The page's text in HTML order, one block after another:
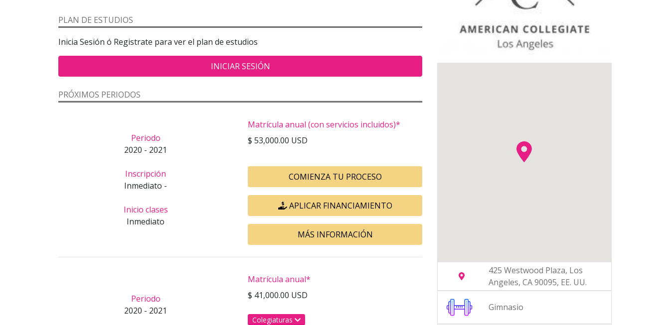
PLAN DE ESTUDIOS
Inicia Sesión ó Registrate para ver el plan de estudios
INICIAR SESIÓN
PRÓXIMOS PERIODOS
Periodo
2020 - 2021
Inscripción
Inmediato -
Inicio clases
Inmediato
Matrícula anual (con servicios incluidos)*
$ 53,000.00 USD
COMIENZA TU PROCESO
APLICAR FINANCIAMIENTO
MÁS INFORMACIÓN
Periodo
2020 - 2021
Matrícula anual*
$ 41,000.00 USD
Colegiaturas
425 Westwood Plaza, Los
Angeles, CA 90095, EE. UU.
Gimnasio